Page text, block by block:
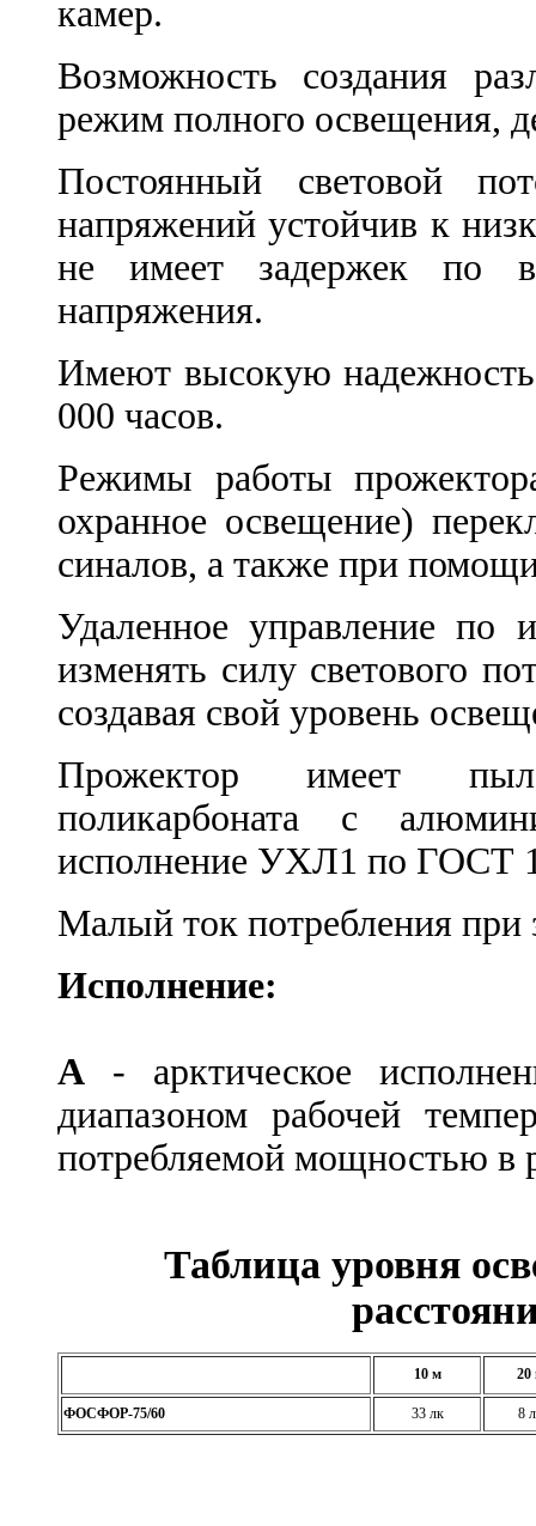
камер.
Возможность создания
режим полного освещения,
Постоянный световой
напряжений устойчив к
не имеет задержек по
напряжения.
Имеют высокую
000 часов.
Режимы работы
охранное освещение)
синалов, а также при
Удаленное управление по
изменять силу светового
создавая свой уровень
Прожектор имеет
поликарбоната с
исполнение УХЛ1 по ГОСТ
Малый ток потребления при
Исполнение:
А - арктическое
диапазоном рабочей
потребляемой мощностью в
Таблица уровня
10 м 20
ФОСФОР-75/60 33 лк 8